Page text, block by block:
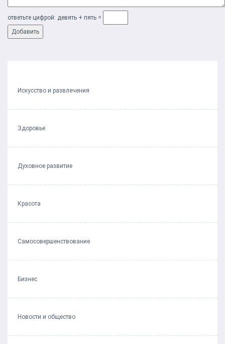
ответьте цифрой: дeвять + пять =
Искусство и развлечения
Здоровье
Духовное развитие
Красота
Самосовершенствование
Бизнес
Новости и общество